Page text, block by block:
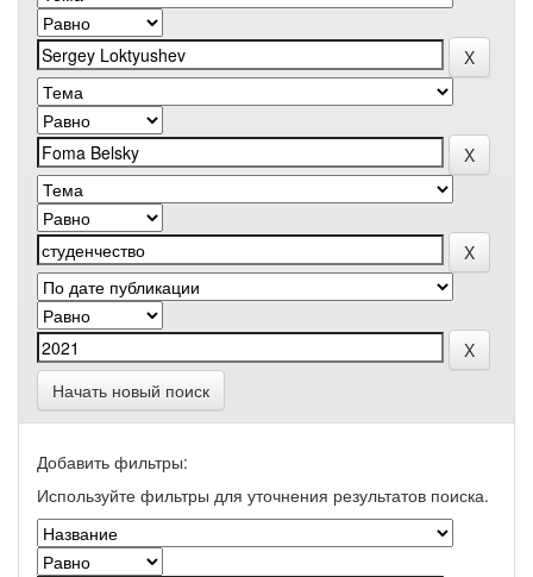
Начать новый поиск
Добавить фильтры:
Используйте фильтры для уточнения результатов поиска.